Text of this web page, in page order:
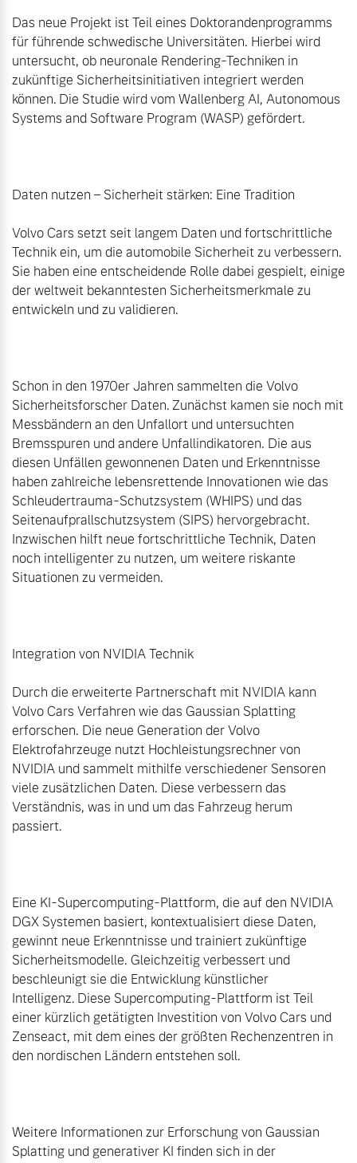
Das neue Projekt ist Teil eines Doktorandenprogramms
für führende schwedische Universitäten. Hierbei wird
untersucht, ob neuronale Rendering-Techniken in
zukünftige Sicherheitsinitiativen integriert werden
können. Die Studie wird vom Wallenberg AI, Autonomous
Systems and Software Program (WASP) gefördert.
Daten nutzen – Sicherheit stärken: Eine Tradition
Volvo Cars setzt seit langem Daten und fortschrittliche
Technik ein, um die automobile Sicherheit zu verbessern.
Sie haben eine entscheidende Rolle dabei gespielt, einige
der weltweit bekanntesten Sicherheitsmerkmale zu
entwickeln und zu validieren.
Schon in den 1970er Jahren sammelten die Volvo
Sicherheitsforscher Daten. Zunächst kamen sie noch mit
Messbändern an den Unfallort und untersuchten
Bremsspuren und andere Unfallindikatoren. Die aus
diesen Unfällen gewonnenen Daten und Erkenntnisse
haben zahlreiche lebensrettende Innovationen wie das
Schleudertrauma-Schutzsystem (WHIPS) und das
Seitenaufprallschutzsystem (SIPS) hervorgebracht.
Inzwischen hilft neue fortschrittliche Technik, Daten
noch intelligenter zu nutzen, um weitere riskante
Situationen zu vermeiden.
Integration von NVIDIA Technik
Durch die erweiterte Partnerschaft mit NVIDIA kann
Volvo Cars Verfahren wie das Gaussian Splatting
erforschen. Die neue Generation der Volvo
Elektrofahrzeuge nutzt Hochleistungsrechner von
NVIDIA und sammelt mithilfe verschiedener Sensoren
viele zusätzlichen Daten. Diese verbessern das
Verständnis, was in und um das Fahrzeug herum
passiert.
Eine KI-Supercomputing-Plattform, die auf den NVIDIA
DGX Systemen basiert, kontextualisiert diese Daten,
gewinnt neue Erkenntnisse und trainiert zukünftige
Sicherheitsmodelle. Gleichzeitig verbessert und
beschleunigt sie die Entwicklung künstlicher
Intelligenz. Diese Supercomputing-Plattform ist Teil
einer kürzlich getätigten Investition von Volvo Cars und
Zenseact, mit dem eines der größten Rechenzentren in
den nordischen Ländern entstehen soll.
Weitere Informationen zur Erforschung von Gaussian
Splatting und generativer KI finden sich in der